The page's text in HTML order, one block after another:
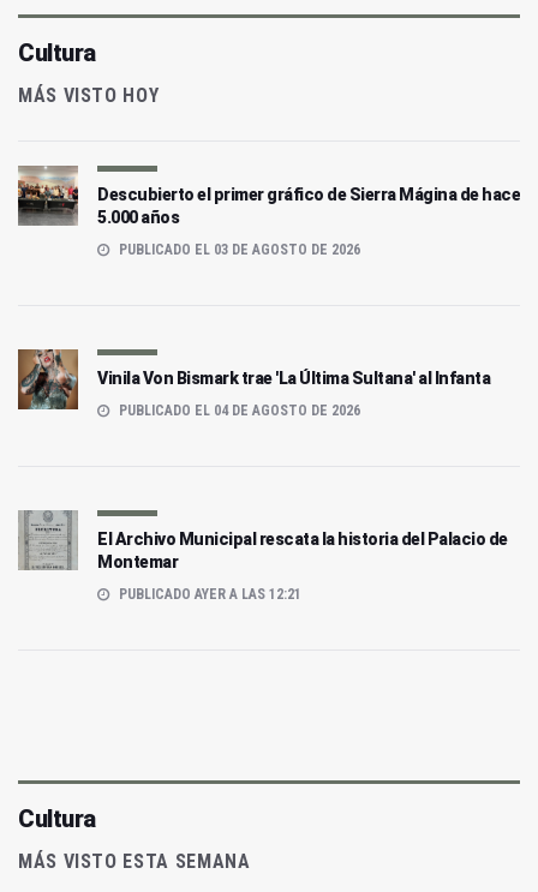
Cultura
MÁS VISTO HOY
Descubierto el primer gráfico de Sierra Mágina de hace
5.000 años
PUBLICADO EL 03 DE AGOSTO DE 2026
Vinila Von Bismark trae 'La Última Sultana' al Infanta
PUBLICADO EL 04 DE AGOSTO DE 2026
El Archivo Municipal rescata la historia del Palacio de
Montemar
PUBLICADO AYER A LAS 12:21
Cultura
MÁS VISTO ESTA SEMANA